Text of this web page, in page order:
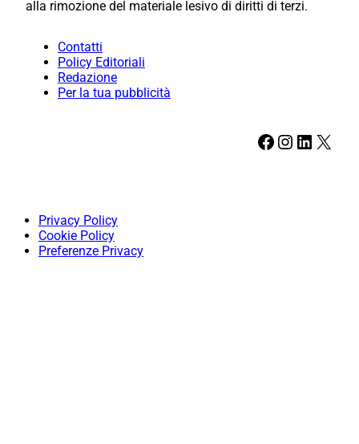
alla rimozione del materiale lesivo di diritti di terzi.
Contatti
Policy Editoriali
Redazione
Per la tua pubblicità
Facebook Instagram LinkedIn X
Privacy Policy
Cookie Policy
Preferenze Privacy